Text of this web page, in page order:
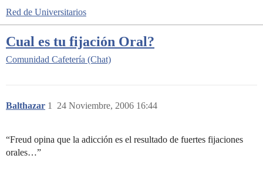
Red de Universitarios
Cual es tu fijación Oral?
Comunidad Cafetería (Chat)
Balthazar 24 Noviembre, 2006 16:44
1
“Freud opina que la adicción es el resultado de fuertes fijaciones
orales…”